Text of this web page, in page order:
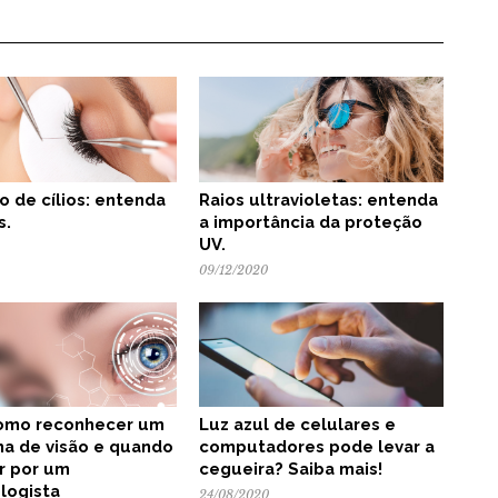
de cílios: entenda
Raios ultravioletas: entenda
a importância da proteção
UV.
09/12/2020
reconhecer um
de visão e quando
por um
Luz azul de celulares e
computadores pode levar a
cegueira? Saiba mais!
24/08/2020